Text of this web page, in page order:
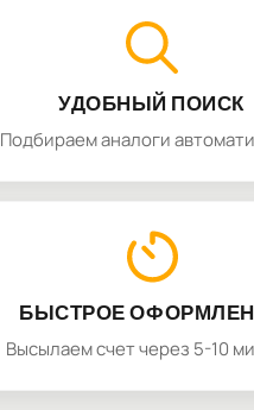
УДОБНЫЙ ПОИСК
Подбираем аналоги
БЫСТРОЕ
Высылаем счет через 5-10